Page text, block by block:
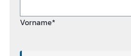
Vorname*